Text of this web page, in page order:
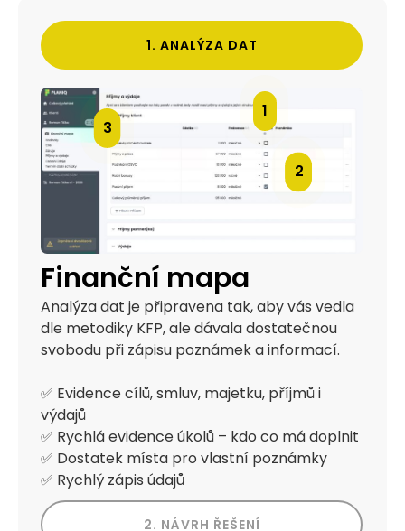
1. ANALÝZA DAT
2. NÁVRH ŘEŠENÍ
1
2
3
Finanční mapa
Analýza dat je připravena tak, aby vás vedla
dle metodiky KFP, ale dávala dostatečnou
svobodu při zápisu poznámek a informací.
✅ Evidence cílů, smluv, majetku, příjmů i
výdajů
✅ Rychlá evidence úkolů – kdo co má doplnit
✅ Dostatek místa pro vlastní poznámky
✅ Rychlý zápis údajů